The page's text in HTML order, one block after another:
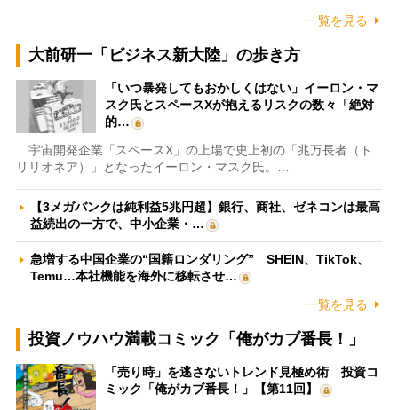
一覧を見る
大前研一「ビジネス新大陸」の歩き方
「いつ暴発してもおかしくはない」イーロン・マ
スク氏とスペースXが抱えるリスクの数々「絶対
的…
宇宙開発企業「スペースX」の上場で史上初の「兆万長者（ト
リリオネア）」となったイーロン・マスク氏。…
【3メガバンクは純利益5兆円超】銀行、商社、ゼネコンは最高
益続出の一方で、中小企業・…
急増する中国企業の“国籍ロンダリング” SHEIN、TikTok、
Temu…本社機能を海外に移転させ…
一覧を見る
投資ノウハウ満載コミック「俺がカブ番長！」
「売り時」を逃さないトレンド見極め術 投資コ
ミック「俺がカブ番長！」【第11回】